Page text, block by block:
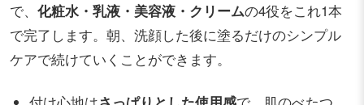
で、 化粧水・乳液・美容液・クリームの4役をこれ1本
で完了します。朝、洗顔した後に塗るだけのシンプル
ケアで続けていくことができます。